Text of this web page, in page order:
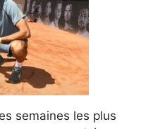
semaines les plus